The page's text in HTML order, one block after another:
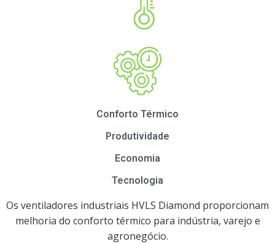
Conforto Térmico
Produtividade
Economia
Tecnologia
Os ventiladores industriais HVLS Diamond proporcionam
melhoria do conforto térmico para indústria, varejo e
agronegócio.